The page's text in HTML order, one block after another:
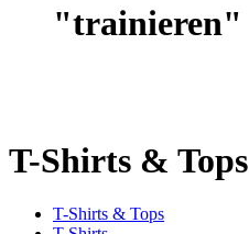
"trainieren"
T-Shirts & Tops
T-Shirts & Tops